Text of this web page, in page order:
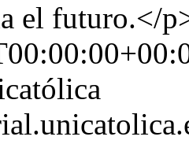
el futuro.</